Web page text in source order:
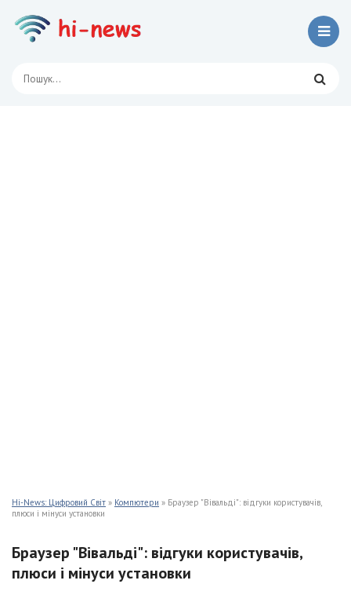
Hi-News: Цифровий Світ » Компютери » Браузер "Вівальді": відгуки користувачів,
плюси і мінуси установки
Браузер "Вівальді": відгуки користувачів,
плюси і мінуси установки